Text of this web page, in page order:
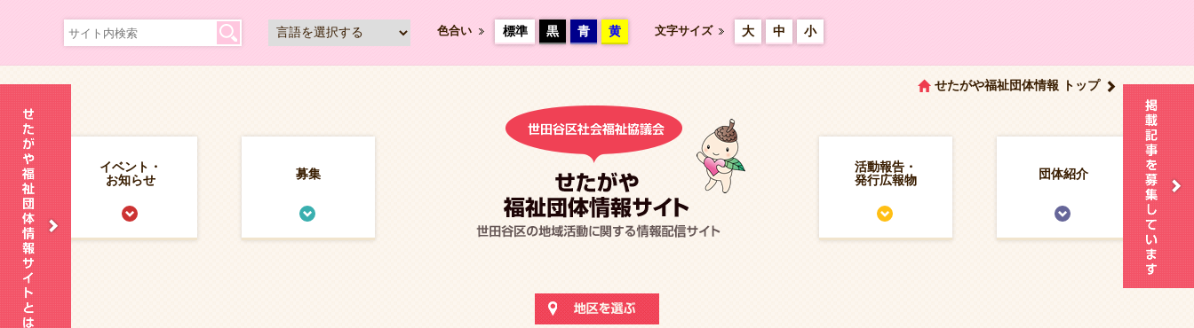
色合い 標準 黒 青 黄 文字サイズ 大 中 小
イベント・
お知らせ
募集
活動報告・
発行広報物
団体紹介
せたがや福祉団体情報 トップ